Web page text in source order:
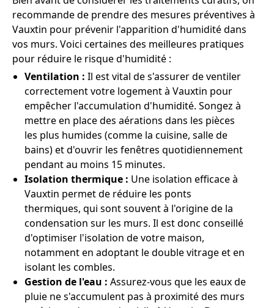
recommande de prendre des mesures préventives à
Vauxtin pour prévenir l'apparition d'humidité dans
vos murs. Voici certaines des meilleures pratiques
pour réduire le risque d'humidité :
Ventilation : Il est vital de s'assurer de ventiler
correctement votre logement à Vauxtin pour
empêcher l'accumulation d'humidité. Songez à
mettre en place des aérations dans les pièces
les plus humides (comme la cuisine, salle de
bains) et d'ouvrir les fenêtres quotidiennement
pendant au moins 15 minutes.
Isolation thermique : Une isolation efficace à
Vauxtin permet de réduire les ponts
thermiques, qui sont souvent à l'origine de la
condensation sur les murs. Il est donc conseillé
d'optimiser l'isolation de votre maison,
notamment en adoptant le double vitrage et en
isolant les combles.
Gestion de l'eau : Assurez-vous que les eaux de
pluie ne s'accumulent pas à proximité des murs